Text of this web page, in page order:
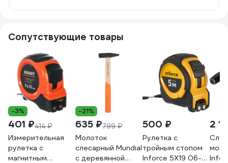
Сопутствующие товары
-3%
401 ₽414 ₽
Измерительная
рулетка с
магнитным
-21%
635 ₽799 ₽
Молоток
слесарный Mundial
с деревянной
500 ₽
Рулетка с
тройным стопом
Inforce 5Х19 06-
2